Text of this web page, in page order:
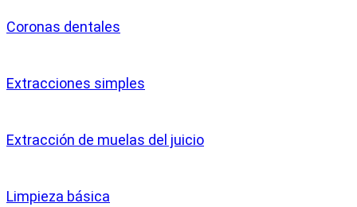
Coronas dentales
Extracciones simples
Extracción de muelas del juicio
Limpieza básica